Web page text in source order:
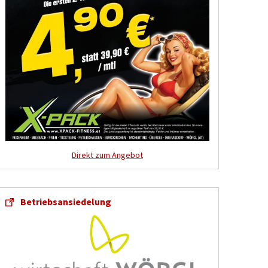
Direkt zum Angebot
Betriebsansiedelung